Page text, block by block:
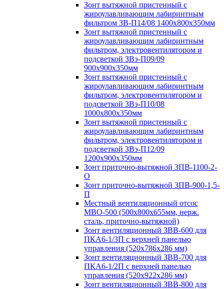
Зонт вытяжной пристенный с
жироулавливающим лабиринтным
фильтром ЗВ-П14/08 1400х800х350мм
Зонт вытяжной пристенный с
жироулавливающим лабиринтным
фильтром, электровентилятором и
подсветкой ЗВэ-П09/09
900х900х350мм
Зонт вытяжной пристенный с
жироулавливающим лабиринтным
фильтром, электровентилятором и
подсветкой ЗВэ-П10/08
1000х800х350мм
Зонт вытяжной пристенный с
жироулавливающим лабиринтным
фильтром, электровентилятором и
подсветкой ЗВэ-П12/09
1200х900х350мм
Зонт приточно-вытяжной ЗПВ-1100-2-
О
Зонт приточно-вытяжной ЗПВ-900-1,5-
П
Местный вентиляционный отсос
МВО-500 (500х800х655мм, нерж.
сталь, приточно-вытяжной)
Зонт вентиляционный ЗВВ-600 для
ПКА6-1/3П с верхней панелью
управления (520х786х286 мм)
Зонт вентиляционный ЗВВ-700 для
ПКА6-1/2П с верхней панелью
управления (520х922х286 мм)
Зонт вентиляционный ЗВВ-800 для